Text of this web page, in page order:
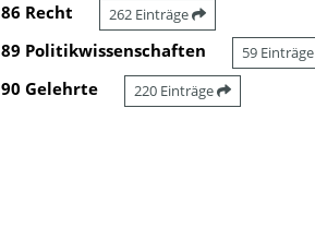
86 Recht 262 Einträge
89 Politikwissenschaften 59 Einträge
90 Gelehrte 220 Einträge